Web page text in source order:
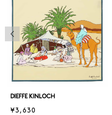
DIEFFE KINLOCH
¥3,630
前の画像